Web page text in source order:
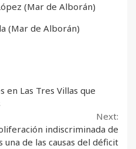
(Mar de Alborán)
(Mar de Alborán)
en Las Tres Villas que
Next:
indiscriminada de
de las causas del déficit